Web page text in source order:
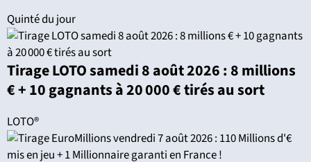
Quinté du jour
Tirage LOTO samedi 8 août 2026 : 8 millions
€ + 10 gagnants à 20 000 € tirés au sort
LOTO®